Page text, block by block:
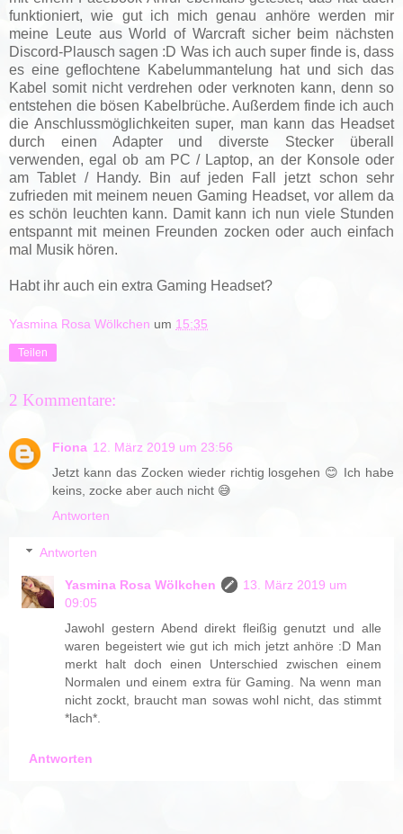
funktioniert, wie gut ich mich genau anhöre werden mir
meine Leute aus World of Warcraft sicher beim nächsten
Discord-Plausch sagen :D Was ich auch super finde is, dass
es eine geflochtene Kabelummantelung hat und sich das
Kabel somit nicht verdrehen oder verknoten kann, denn so
entstehen die bösen Kabelbrüche. Außerdem finde ich auch
die Anschlussmöglichkeiten super, man kann das Headset
durch einen Adapter und diverste Stecker überall
verwenden, egal ob am PC / Laptop, an der Konsole oder
am Tablet / Handy. Bin auf jeden Fall jetzt schon sehr
zufrieden mit meinem neuen Gaming Headset, vor allem da
es schön leuchten kann. Damit kann ich nun viele Stunden
entspannt mit meinen Freunden zocken oder auch einfach
mal Musik hören.
Habt ihr auch ein extra Gaming Headset?
Yasmina Rosa Wölkchen um 15:35
Teilen
2 Kommentare:
Fiona 12. März 2019 um 23:56
Jetzt kann das Zocken wieder richtig losgehen 😊 Ich habe
keins, zocke aber auch nicht 😅
Antworten
Antworten
Yasmina Rosa Wölkchen
13. März 2019 um
09:05
Jawohl gestern Abend direkt fleißig genutzt und alle
waren begeistert wie gut ich mich jetzt anhöre :D Man
merkt halt doch einen Unterschied zwischen einem
Normalen und einem extra für Gaming. Na wenn man
nicht zockt, braucht man sowas wohl nicht, das stimmt
*lach*.
Antworten